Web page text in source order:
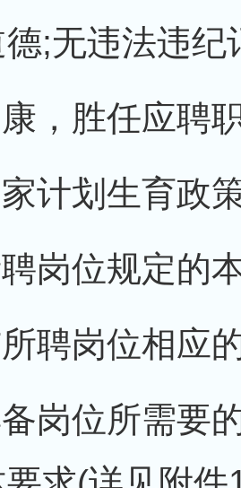
;无违法违纪
，胜任应聘
计划生育政
岗位规定的
聘岗位相应
岗位所需要